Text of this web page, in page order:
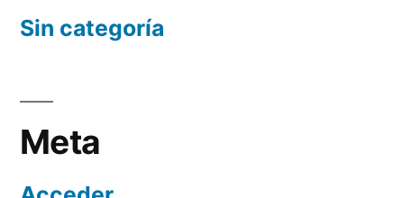
Sin categoría
Meta